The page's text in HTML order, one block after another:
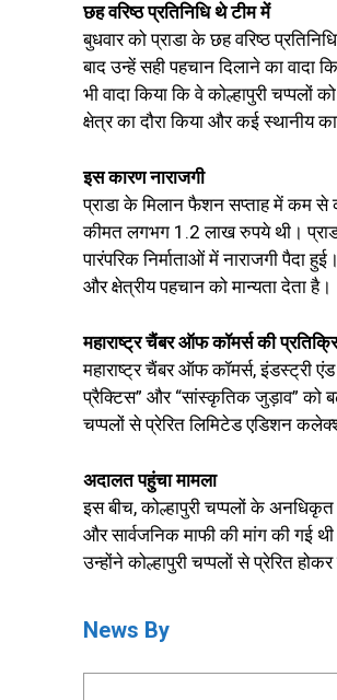
छह वरिष्ठ प्रतिनिधि थे टीम में
बुधवार को प्राडा के छह वरिष्ठ
बाद उन्हें सही पहचान दिलाने का वादा
भी वादा किया कि वे कोल्हापुरी
क्षेत्र का दौरा किया और कई स्थानीय
इस कारण नाराजगी
प्राडा के मिलान फैशन सप्ताह में कम
कीमत लगभग ₹1.2 लाख रुपये थी।
पारंपरिक निर्माताओं में नाराजगी पैदा
और क्षेत्रीय पहचान को मान्यता देता है।
महाराष्ट्र चैंबर ऑफ कॉमर्स की
महाराष्ट्र चैंबर ऑफ कॉमर्स, इंडस्ट्री
प्रैक्टिस” और “सांस्कृतिक जुड़ाव” को
चप्पलों से प्रेरित लिमिटेड एडिशन
अदालत पहुंचा मामला
इस बीच, कोल्हापुरी चप्पलों के
और सार्वजनिक माफी की मांग की गई
उन्होंने कोल्हापुरी चप्पलों से प्रेरित
News By